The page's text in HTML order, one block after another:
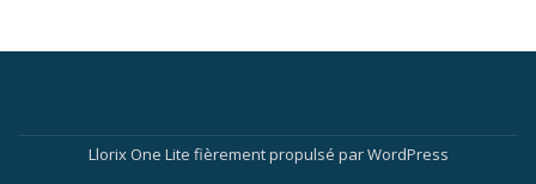
Menu
secondaire
Llorix One Lite fièrement propulsé parWordPress